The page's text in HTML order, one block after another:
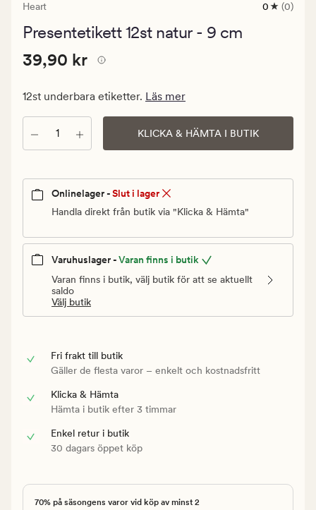
Heart
0
0 (0)
Presentetikett 12st natur - 9 cm
Pris
39,90
pris
39,90
Pris 39,90 kr
39,90 kr
12st underbara etiketter. Läs mer
Antal KLICKA & HÄMTA I BUTIK
Onlinelager -Slut i lager
Handla direkt från butik via "Klicka & Hämta"
Varuhuslager -Varan finns i butik
Varan finns i butik, välj butik för att se aktuellt
saldo
Välj butik
Fri frakt till butik
Gäller de flesta varor – enkelt och kostnadsfritt
Klicka & Hämta
Hämta i butik efter 3 timmar
Enkel retur i butik
30 dagars öppet köp
70% på säsongens varor vid köp av minst 2